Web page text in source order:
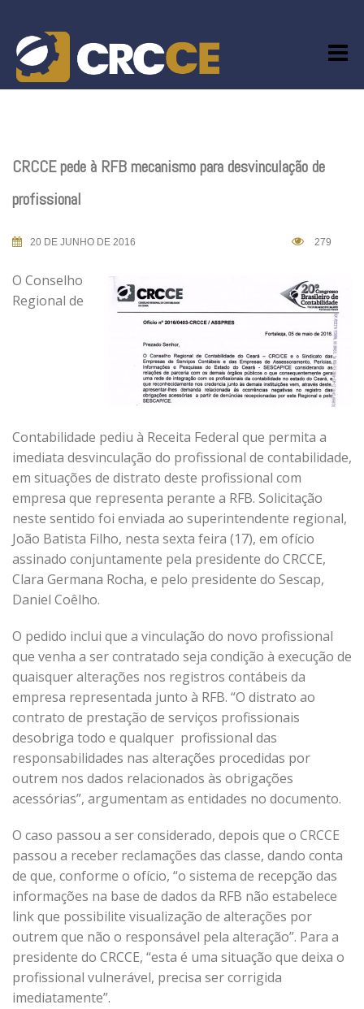
content
CRCCE pede à RFB mecanismo para desvinculação de
profissional
20 DE JUNHO DE 2016 279
O Conselho
Regional de
Contabilidade pediu à Receita Federal que permita a
imediata desvinculação do profissional de contabilidade,
em situações de distrato deste profissional com
empresa que representa perante a RFB. Solicitação
neste sentido foi enviada ao superintendente regional,
João Batista Filho, nesta sexta feira (17), em ofício
assinado conjuntamente pela presidente do CRCCE,
Clara Germana Rocha, e pelo presidente do Sescap,
Daniel Coêlho.
O pedido inclui que a vinculação do novo profissional
que venha a ser contratado seja condição à execução de
quaisquer alterações nos registros contábeis da
empresa representada junto à RFB. “O distrato ao
contrato de prestação de serviços profissionais
desobriga todo e qualquer profissional das
responsabilidades nas alterações procedidas por
outrem nos dados relacionados às obrigações
acessórias”, argumentam as entidades no documento.
O caso passou a ser considerado, depois que o CRCCE
passou a receber reclamações das classe, dando conta
de que, conforme o ofício, “o sistema de recepção das
informações na base de dados da RFB não estabelece
link que possibilite visualização de alterações por
outrem que não o responsável pela alteração”. Para a
presidente do CRCCE, “esta é uma situação que deixa o
profissional vulnerável, precisa ser corrigida
imediatamente”.